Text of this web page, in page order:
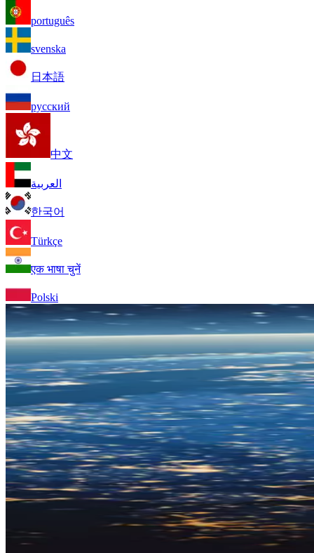
português
svenska
日本語
русский
中文
العربية
한국어
Türkçe
एक भाषा चुनें
Polski